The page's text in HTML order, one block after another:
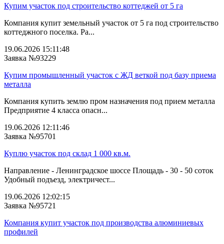
Купим участок под строительство коттеджей от 5 га
Компания купит земельный участок от 5 га под строительство
коттеджного поселка. Ра...
19.06.2026 15:11:48
Заявка №93229
Купим промышленный участок с ЖД веткой под базу приема
металла
Компания купить землю пром назначения под прием металла
Предприятие 4 класса опасн...
19.06.2026 12:11:46
Заявка №95701
Куплю участок под склад 1 000 кв.м.
Направление - Ленинградское шоссе Площадь - 30 - 50 соток
Удобный подъезд, электричест...
19.06.2026 12:02:15
Заявка №95721
Компания купит участок под производства алюминиевых
профилей